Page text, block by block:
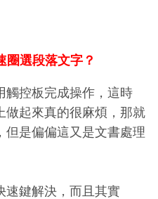
圈選段落文字？
觸控板完成操作，這時
做起來真的很麻煩，那就
但是偏偏這又是文書處理
速鍵解決，而且其實